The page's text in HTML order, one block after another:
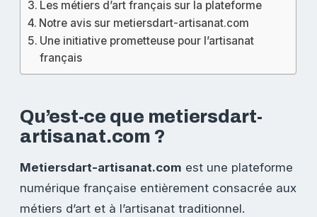
Les métiers d’art français sur la plateforme
Notre avis sur metiersdart-artisanat.com
Une initiative prometteuse pour l’artisanat
français
Qu’est-ce que metiersdart-
artisanat.com ?
Metiersdart-artisanat.com est une plateforme
numérique française entièrement consacrée aux
métiers d’art et à l’artisanat traditionnel.